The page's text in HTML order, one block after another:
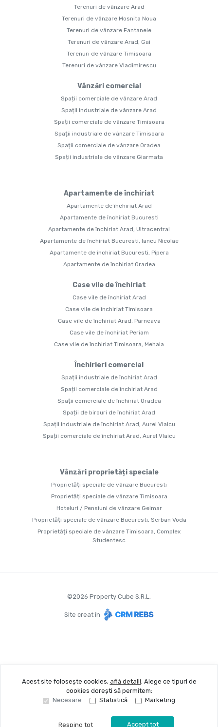
Terenuri de vânzare Arad
Terenuri de vânzare Mosnita Noua
Terenuri de vânzare Fantanele
Terenuri de vânzare Arad, Gai
Terenuri de vânzare Timisoara
Terenuri de vânzare Vladimirescu
Vânzări comercial
Spații comerciale de vânzare Arad
Spații industriale de vânzare Arad
Spații comerciale de vânzare Timisoara
Spații industriale de vânzare Timisoara
Spații comerciale de vânzare Oradea
Spații industriale de vânzare Giarmata
Apartamente de închiriat
Apartamente de închiriat Arad
Apartamente de închiriat Bucuresti
Apartamente de închiriat Arad, Ultracentral
Apartamente de închiriat Bucuresti, Iancu Nicolae
Apartamente de închiriat Bucuresti, Pipera
Apartamente de închiriat Oradea
Case vile de închiriat
Case vile de închiriat Arad
Case vile de închiriat Timisoara
Case vile de închiriat Arad, Parneava
Case vile de închiriat Periam
Case vile de închiriat Timisoara, Mehala
Închirieri comercial
Spații industriale de închiriat Arad
Spații comerciale de închiriat Arad
Spații comerciale de închiriat Oradea
Spații de birouri de închiriat Arad
Spații industriale de închiriat Arad, Aurel Vlaicu
Spații comerciale de închiriat Arad, Aurel Vlaicu
Vânzări proprietăți speciale
Proprietăți speciale de vânzare Bucuresti
Proprietăți speciale de vânzare Timisoara
Hoteluri / Pensiuni de vânzare Gelmar
Proprietăți speciale de vânzare Bucuresti, Serban Voda
Proprietăți speciale de vânzare Timisoara, Complex
Studentesc
©2026 Property Cube S.R.L.
Site creat în
Acest site folosește cookies, află detalii. Alege ce tipuri de
cookies dorești să permitem:
Necesare
Statistică Marketing
Resping tot Accept tot